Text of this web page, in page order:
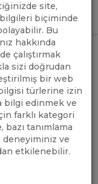
GİRİŞ YAP
VERİ
VE KİŞİSEL
WEBİNARI /
VERİ
VE
site,
bilgileri biçiminde
Bu
hakkında
çalıştırmak
sizi doğrudan
bir web
türlerine izin
bilgi edinmek ve
farklı kategori
bazı tanımlama
ve
etkilenebilir.